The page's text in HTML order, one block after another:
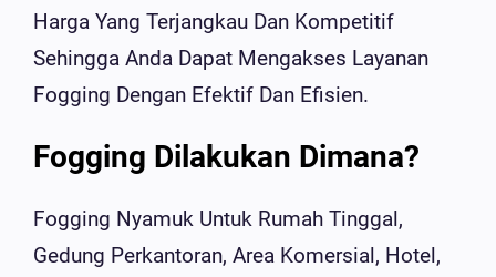
Harga Yang Terjangkau Dan Kompetitif
Sehingga Anda Dapat Mengakses Layanan
Fogging Dengan Efektif Dan Efisien.
Fogging Dilakukan Dimana?
Fogging Nyamuk Untuk Rumah Tinggal,
Gedung Perkantoran, Area Komersial, Hotel,